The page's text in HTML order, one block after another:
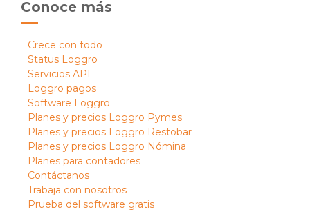
Conoce más
Crece con todo
Status Loggro
Servicios API
Loggro pagos
Software Loggro
Planes y precios Loggro Pymes
Planes y precios Loggro Restobar
Planes y precios Loggro Nómina
Planes para contadores
Contáctanos
Trabaja con nosotros
Prueba del software gratis